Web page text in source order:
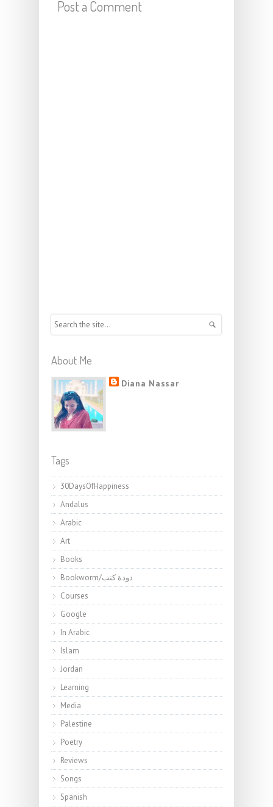
Post a Comment
About Me
Diana Nassar
Tags
30DaysOfHappiness
Andalus
Arabic
Art
Books
Bookworm/دودة كتب
Courses
Google
In Arabic
Islam
Jordan
Learning
Media
Palestine
Poetry
Reviews
Songs
Spanish